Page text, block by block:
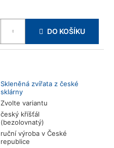
DO KOŠÍKU
Skleněná zvířata z české
sklárny
Zvolte variantu
český kříšťál
(bezolovnatý)
ruční výroba v České
republice